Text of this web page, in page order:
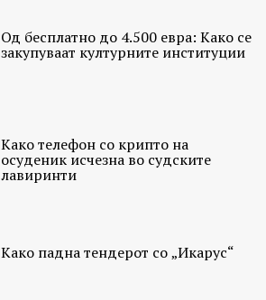
Од бесплатно до 4.500 евра: Како се
закупуваат културните институции
Како телефон со крипто на
осуденик исчезна во судските
лавиринти
Како падна тендерот со „Икарус“